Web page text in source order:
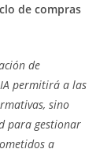
de compras
de
permitirá a las
sino
para gestionar
a